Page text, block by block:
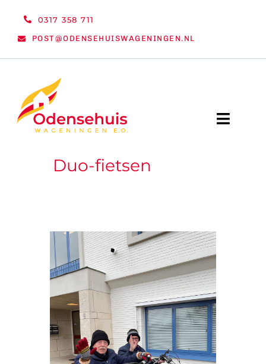
0317 358 711
POST@ODENSEHUISWAGENINGEN.NL
Toggle
WELKOM
ORGANISATIE
VRIJWILLIGERS & STAGIAIRES
CONTACT
Duo-fietsen